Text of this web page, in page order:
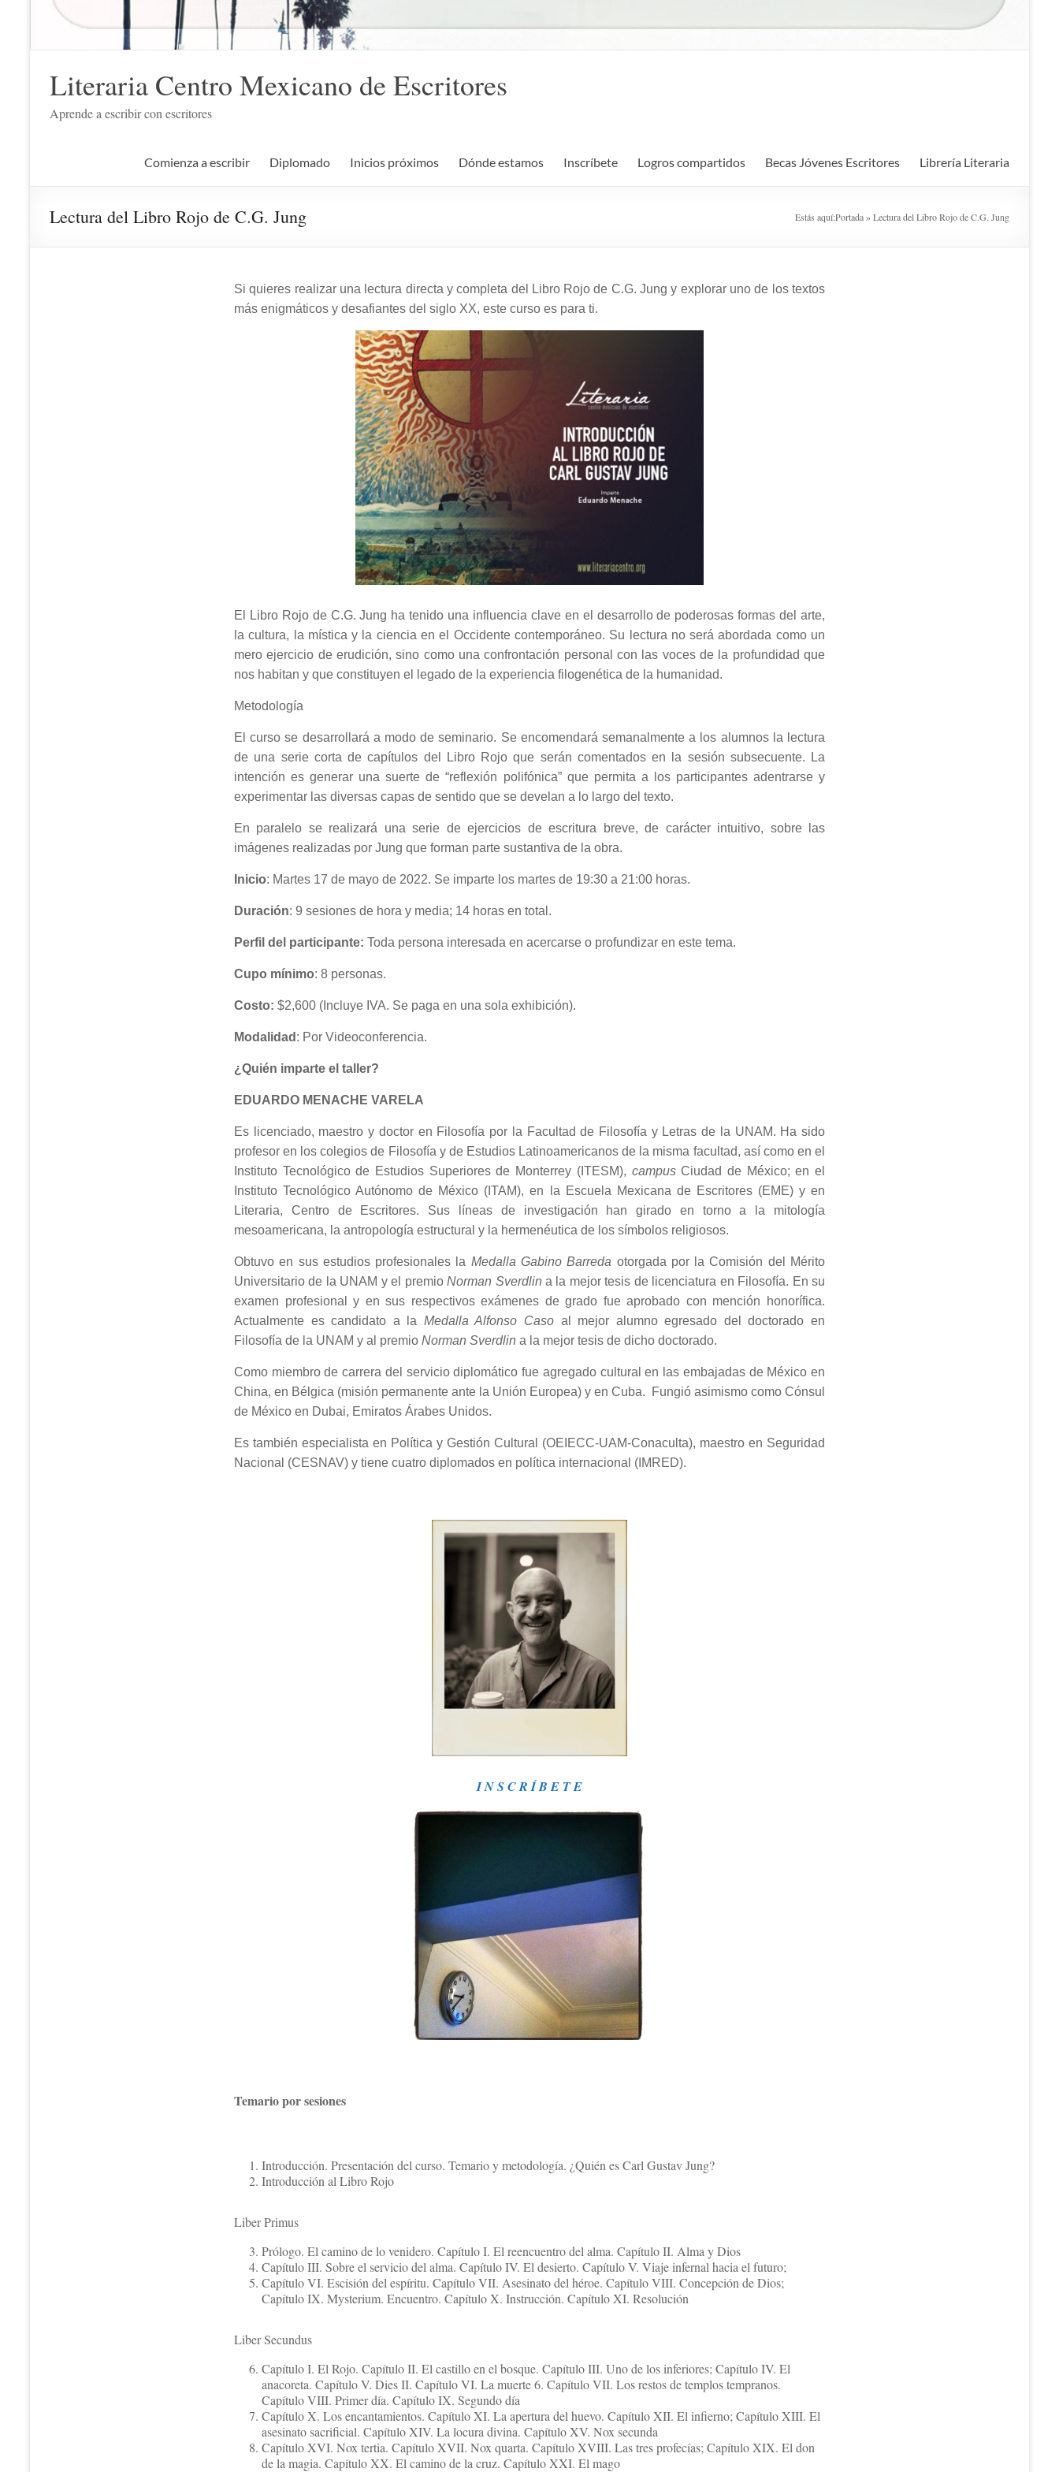
Literaria Centro Mexicano de Escritores
Aprende a escribir con escritores
Comienza a escribir Diplomado Inicios próximos Dónde estamos Inscríbete Logros compartidos Becas Jóvenes Escritores Librería Literaria
Lectura del Libro Rojo de C.G. Jung Estás aquí:Portada»Lectura del Libro Rojo de C.G. Jung
Si quieres realizar una lectura directa y completa del Libro Rojo de C.G. Jung y explorar uno de los textos
más enigmáticos y desafiantes del siglo XX, este curso es para ti.
El Libro Rojo de C.G. Jung ha tenido una influencia clave en el desarrollo de poderosas formas del arte,
la cultura, la mística y la ciencia en el Occidente contemporáneo. Su lectura no será abordada como un
mero ejercicio de erudición, sino como una confrontación personal con las voces de la profundidad que
nos habitan y que constituyen el legado de la experiencia filogenética de la humanidad.
Metodología
El curso se desarrollará a modo de seminario. Se encomendará semanalmente a los alumnos la lectura
de una serie corta de capítulos del Libro Rojo que serán comentados en la sesión subsecuente. La
intención es generar una suerte de “reflexión polifónica” que permita a los participantes adentrarse y
experimentar las diversas capas de sentido que se develan a lo largo del texto.
En paralelo se realizará una serie de ejercicios de escritura breve, de carácter intuitivo, sobre las
imágenes realizadas por Jung que forman parte sustantiva de la obra.
Inicio: Martes 17 de mayo de 2022. Se imparte los martes de 19:30 a 21:00 horas.
Duración: 9 sesiones de hora y media; 14 horas en total.
Perfil del participante: Toda persona interesada en acercarse o profundizar en este tema.
Cupo mínimo: 8 personas.
Costo: $2,600 (Incluye IVA. Se paga en una sola exhibición).
Modalidad : Por Videoconferencia.
¿Quién imparte el taller?
EDUARDO MENACHE VARELA
Es licenciado, maestro y doctor en Filosofía por la Facultad de Filosofía y Letras de la UNAM. Ha sido
profesor en los colegios de Filosofía y de Estudios Latinoamericanos de la misma facultad, así como en el
Instituto Tecnológico de Estudios Superiores de Monterrey (ITESM), campusCiudad de México; en el
Instituto Tecnológico Autónomo de México (ITAM), en la Escuela Mexicana de Escritores (EME) y en
Literaria, Centro de Escritores. Sus líneas de investigación han girado en torno a la mitología
mesoamericana, la antropología estructural y la hermenéutica de los símbolos religiosos.
Obtuvo en sus estudios profesionales la Medalla Gabino Barreda otorgada por la Comisión del Mérito
Universitario de la UNAM y el premioNorman Sverdlin a la mejor tesis de licenciatura en Filosofía. En su
examen profesional y en sus respectivos exámenes de grado fue aprobado con mención honorífica.
Actualmente es candidato a la Medalla Alfonso Caso al mejor alumno egresado del doctorado en
Filosofía de la UNAM y al premio Norman Sverdlin a la mejor tesis de dicho doctorado.
Como miembro de carrera del servicio diplomático fue agregado cultural en las embajadas de México en
China, en Bélgica (misión permanente ante la Unión Europea) y en Cuba. Fungió asimismo como Cónsul
de México en Dubai, Emiratos Árabes Unidos.
Es también especialista en Política y Gestión Cultural (OEIECC-UAM-Conaculta), maestro en Seguridad
Nacional (CESNAV) y tiene cuatro diplomados en política internacional (IMRED).
I N S C R Í B E T E
Temario por sesiones
Introducción. Presentación del curso. Temario y metodología. ¿Quién es Carl Gustav Jung?
Introducción al Libro Rojo
Liber Primus
Prólogo. El camino de lo venidero. Capítulo I. El reencuentro del alma. Capítulo II. Alma y Dios
Capítulo III. Sobre el servicio del alma. Capítulo IV. El desierto. Capítulo V. Viaje infernal hacia el futuro;
Capítulo VI. Escisión del espíritu. Capítulo VII. Asesinato del héroe. Capítulo VIII. Concepción de Dios;
Capítulo IX. Mysterium. Encuentro. Capítulo X. Instrucción. Capítulo XI. Resolución
Liber Secundus
Capítulo I. El Rojo. Capítulo II. El castillo en el bosque. Capítulo III. Uno de los inferiores; Capítulo IV. El
anacoreta. Capítulo V. Dies II. Capítulo VI. La muerte 6. Capítulo VII. Los restos de templos tempranos.
Capítulo VIII. Primer día. Capítulo IX. Segundo día
Capítulo X. Los encantamientos. Capítulo XI. La apertura del huevo. Capítulo XII. El infierno; Capítulo XIII. El
asesinato sacrificial. Capítulo XIV. La locura divina. Capítulo XV. Nox secunda
Capítulo XVI. Nox tertia. Capítulo XVII. Nox quarta. Capítulo XVIII. Las tres profecías; Capítulo XIX. El don
de la magia. Capítulo XX. El camino de la cruz. Capítulo XXI. El mago